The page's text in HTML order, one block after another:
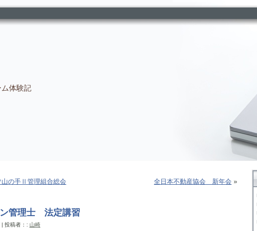
体験記
山の手Ⅱ管理組合総会 全日本不動産協会 新年会 »
管理士 法定講習
| 投稿者：: 山崎